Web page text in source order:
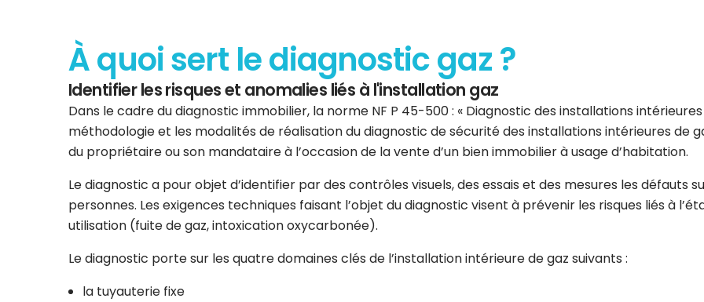
À quoi sert le diagnostic gaz ?
Identifier les risques et anomalies liés à l'installation gaz
Dans le cadre du diagnostic immobilier, la norme NF P 45-500 : « Diagnostic des installations
méthodologie et les modalités de réalisation du diagnostic de sécurité des installations intérieures de
du propriétaire ou son mandataire à l’occasion de la vente d’un bien immobilier à usage d’habitation.
Le diagnostic a pour objet d’identifier par des contrôles visuels, des essais et des mesures les
personnes. Les exigences techniques faisant l’objet du diagnostic visent à prévenir les risques liés à
utilisation (fuite de gaz, intoxication oxycarbonée).
Le diagnostic porte sur les quatre domaines clés de l’installation intérieure de gaz suivants :
la tuyauterie fixe